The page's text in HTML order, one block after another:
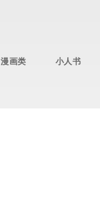
漫画类 小人书